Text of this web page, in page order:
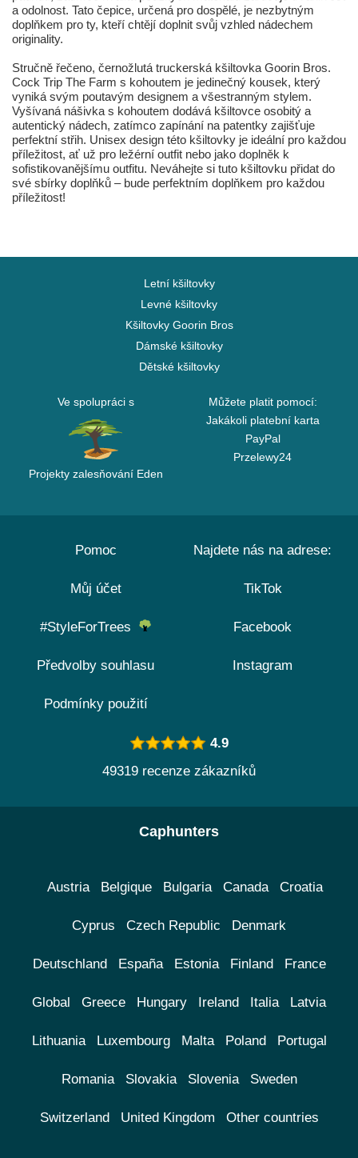
a odolnost. Tato čepice, určená pro dospělé, je nezbytným
doplňkem pro ty, kteří chtějí doplnit svůj vzhled nádechem
originality.
Stručně řečeno, černožlutá truckerská kšiltovka Goorin Bros.
Cock Trip The Farm s kohoutem je jedinečný kousek, který
vyniká svým poutavým designem a všestranným stylem.
Vyšívaná nášivka s kohoutem dodává kšiltovce osobitý a
autentický nádech, zatímco zapínání na patentky zajišťuje
perfektní střih. Unisex design této kšiltovky je ideální pro každou
příležitost, ať už pro ležérní outfit nebo jako doplněk k
sofistikovanějšímu outfitu. Neváhejte si tuto kšiltovku přidat do
své sbírky doplňků – bude perfektním doplňkem pro každou
příležitost!
Letní kšiltovky
Levné kšiltovky
Kšiltovky Goorin Bros
Dámské kšiltovky
Dětské kšiltovky
Ve spolupráci s
Projekty zalesňování Eden
Můžete platit pomocí:
Jakákoli platební karta
PayPal
Przelewy24
Pomoc
Můj účet
#StyleForTrees
Předvolby souhlasu
Podmínky použití
Najdete nás na adrese:
TikTok
Facebook
Instagram
4.9
49319 recenze zákazníků
Caphunters
Austria Belgique Bulgaria Canada Croatia
Cyprus Czech Republic Denmark
Deutschland España Estonia Finland France
Global Greece Hungary Ireland Italia Latvia
Lithuania Luxembourg Malta Poland Portugal
Romania Slovakia Slovenia Sweden
Switzerland United Kingdom Other countries